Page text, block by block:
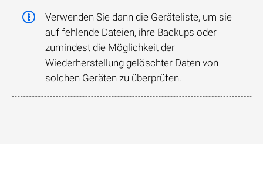
Verwenden Sie dann die Geräteliste, um sie
auf fehlende Dateien, ihre Backups oder
zumindest die Möglichkeit der
Wiederherstellung gelöschter Daten von
solchen Geräten zu überprüfen.